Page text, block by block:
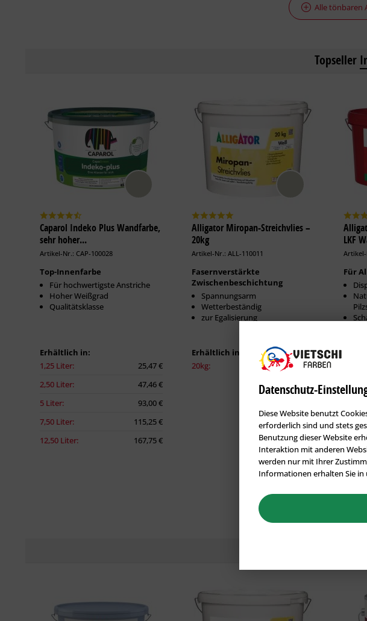
Alle tönbaren
Topseller
Caparol Indeko Plus Wandfarbe,
sehr hoher...
Artikel-Nr.: CAP-100028
Top-Innenfarbe
Für hochwertigste Anstriche
Hoher Weißgrad
Qualitätsklasse
Erhältlich in:
1,25 Liter:
25,47 €
2,50 Liter:
47,46 €
5 Liter:
93,00 €
7,50 Liter:
115,25 €
12,50 Liter:
167,75 €
Alligator Miropan-Streichvlies –
20kg
Artikel-Nr.: ALL-110011
Fasernverstärkte
Zwischenbeschichtung
Spannungsarm
Wetterbeständig
zur Egalisierung
Erhältlich in:
20kg:
316,97 €
LKF
Artikel-
Für
2,50
12,50
Alle
Datenschutz-
Diese Website benutzt
erforderlich sind und stets
Benutzung dieser Website
Interaktion mit anderen
werden nur mit Ihrer
Informationen erhalten Sie in